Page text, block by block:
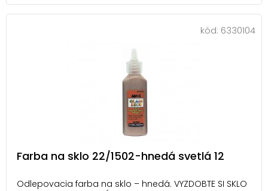
kód: 6330104
Farba na sklo 22/1502-hnedá svetlá 12
Odlepovacia farba na sklo – hnedá. VYZDOBTE SI SKLO